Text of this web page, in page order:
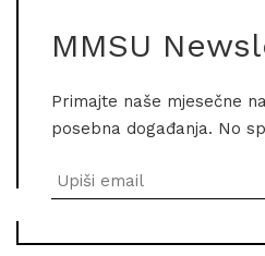
MMSU
Primajte naše mjesečne
posebna događanja. No